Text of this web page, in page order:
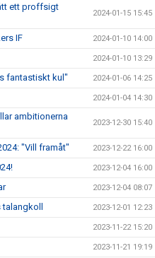
ett proffsigt
2024-01-15 15:45
IF 2024-01-10 14:00
2024-01-10 13:29
fantastiskt kul" 2024-01-06 14:25
2024-01-04 14:30
ambitionerna
2023-12-30 15:40
"Vill framåt" 2023-12-22 16:00
2023-12-04 16:00
2023-12-04 08:07
talangkoll 2023-12-01 12:23
2023-11-22 15:20
2023-11-21 19:19